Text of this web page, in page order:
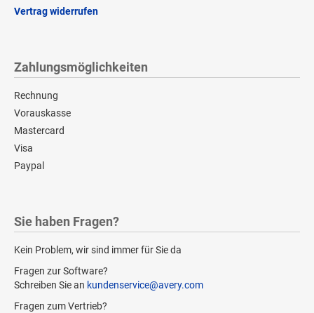
Vertrag widerrufen
Zahlungsmöglichkeiten
Rechnung
Vorauskasse
Mastercard
Visa
Paypal
Sie haben Fragen?
Kein Problem, wir sind immer für Sie da
Fragen zur Software?
Schreiben Sie an kundenservice@avery.com
Fragen zum Vertrieb?